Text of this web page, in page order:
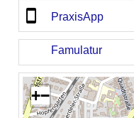
PraxisApp
Famulatur
+−